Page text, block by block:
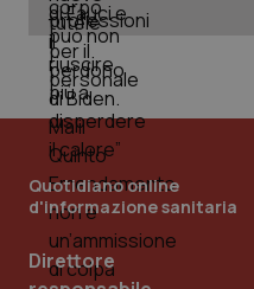
Quotidiano online
d'informazione sanitaria
DirettorePHPSESSID